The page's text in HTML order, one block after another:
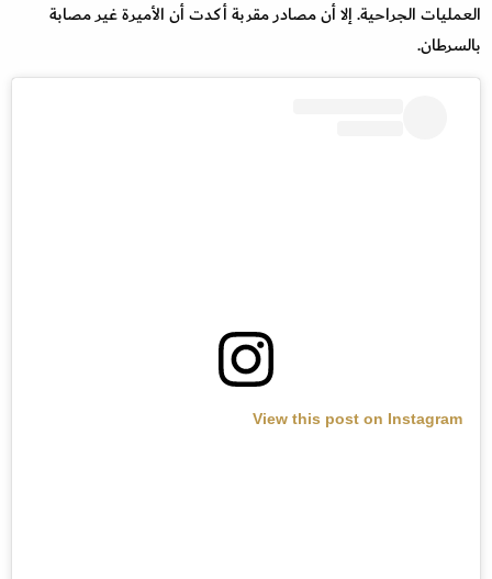
العمليات الجراحية. إلا أن مصادر مقربة أكدت أن الأميرة غير مصابة
بالسرطان.
View this post on Instagram